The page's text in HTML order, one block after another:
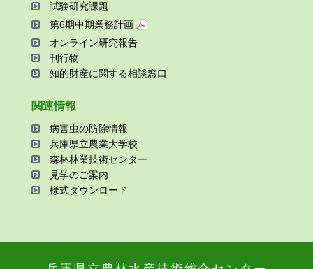
試験研究課題
第6期中期業務計画
オンライン研究報告
刊⾏物
知的財産に関する相談窓⼝
関連情報
病害⾍の防除情報
兵庫県⽴農業⼤学校
森林林業技術センター
⾒学のご案内
様式ダウンロード